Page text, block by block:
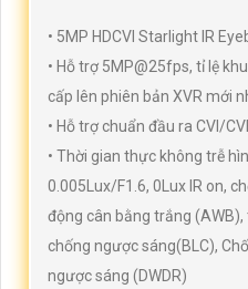
• 5MP HDCVI Starlight IR
• Hỗ trợ 5MP@25fps, tỉ lệ
cấp lên phiên bản XVR mới
• Hỗ trợ chuẩn đầu ra CVI/
• Thời gian thực không trễ
0.005Lux/F1.6, 0Lux IR on,
động cân bằng trắng
chống ngược sáng(BLC),
ngược sáng (DWDR)